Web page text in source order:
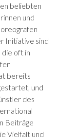
beliebten
und
Initiative sind
oft in
bereits
und
des
Beiträge
Vielfalt und